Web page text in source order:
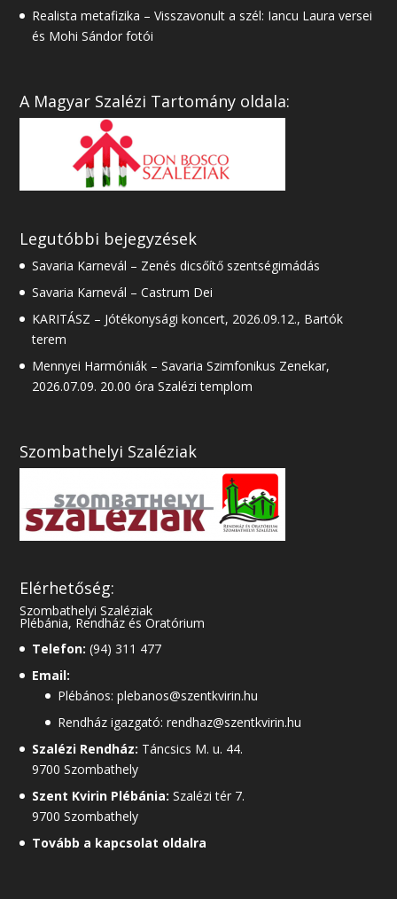
Realista metafizika – Visszavonult a szél: Iancu Laura versei
és Mohi Sándor fotói
A Magyar Szalézi Tartomány oldala:
Legutóbbi bejegyzések
Savaria Karnevál – Zenés dicsőítő szentségimádás
Savaria Karnevál – Castrum Dei
KARITÁSZ – Jótékonysági koncert, 2026.09.12., Bartók
terem
Mennyei Harmóniák – Savaria Szimfonikus Zenekar,
2026.07.09. 20.00 óra Szalézi templom
Szombathelyi Szaléziak
Elérhetőség:
Szombathelyi Szaléziak
Plébánia, Rendház és Oratórium
Telefon:(94) 311 477
Email:
Plébános: plebanos@szentkvirin.hu
Rendház igazgató: rendhaz@szentkvirin.hu
Szalézi Rendház: Táncsics M. u. 44.
9700 Szombathely
Szent Kvirin Plébánia: Szalézi tér 7.
9700 Szombathely
Tovább a kapcsolat oldalra